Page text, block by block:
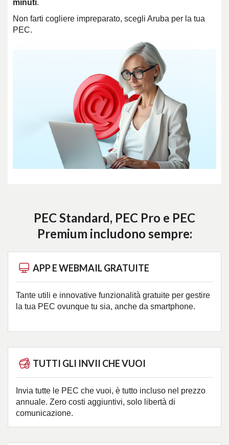
minuti.
Non farti cogliere impreparato, scegli Aruba per la tua
PEC.
PEC Standard, PEC Pro e PEC
Premium includono sempre:
APP E WEBMAIL GRATUITE
Tante utili e innovative funzionalità gratuite per gestire
la tua PEC ovunque tu sia, anche da smartphone.
TUTTI GLI INVII CHE VUOI
Invia tutte le PEC che vuoi, è tutto incluso nel prezzo
annuale. Zero costi aggiuntivi, solo libertà di
comunicazione.